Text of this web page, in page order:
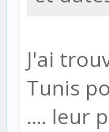
J'ai
Tunis
.... leur